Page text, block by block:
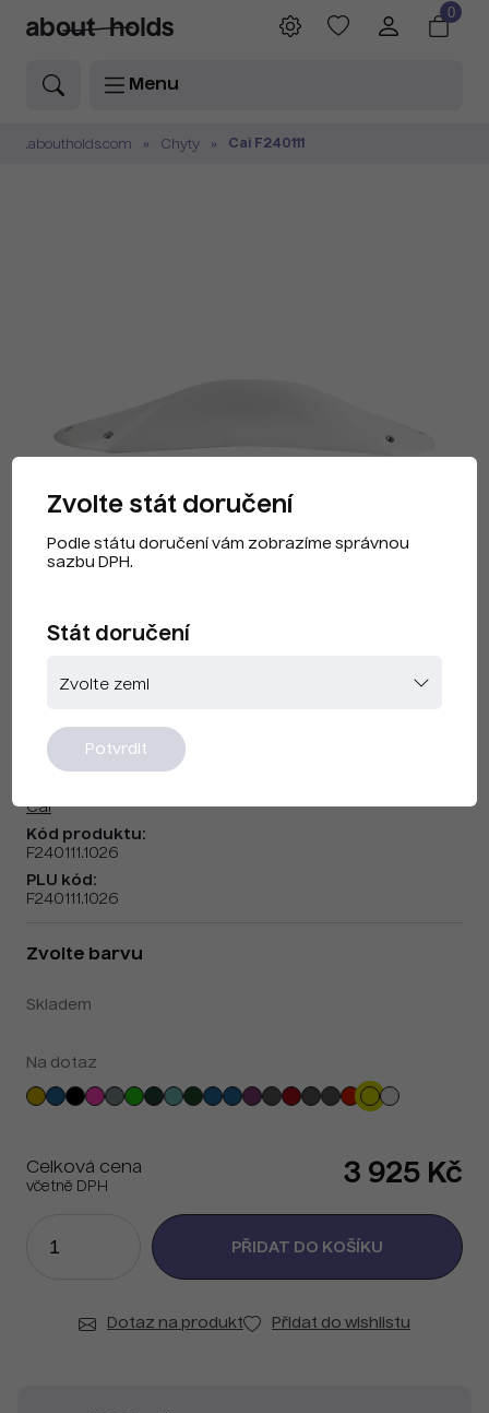
Menu
0
.aboutholds.com Chyty Cai F240111
CAI F240111 Fluorescenční Žlutá
Cai
Kód produktu:
F240111.1026
PLU kód:
F240111.1026
Zvolte barvu
Skladem
Na dotaz
Celková cena
včetně DPH 3 925 Kč
Dotaz na produkt Přidat do wishlistu
Zvolte stát doručení
Podle státu doručení vám zobrazíme správnou
sazbu DPH.
Stát doručení
Potvrdit